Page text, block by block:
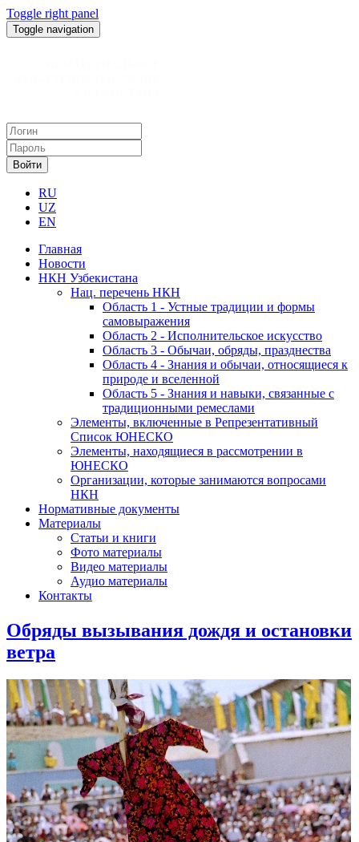
Toggle right panel
Toggle navigation
Войти
RU
UZ
EN
Главная
Новости
НКН Узбекистана
Нац. перечень НКН
Область 1 - Устные традиции и формы
самовыражения
Область 2 - Исполнительское искусство
Область 3 - Обычаи, обряды, празднества
Область 4 - Знания и обычаи, относящиеся к
природе и вселенной
Область 5 - Знания и навыки, связанные с
традиционными ремеслами
Элементы, включенные в Репрезентативный
Список ЮНЕСКО
Элементы, находящиеся в рассмотрении в
ЮНЕСКО
Организации, которые занимаются вопросами
НКН
Нормативные документы
Материалы
Статьи и книги
Фото материалы
Видео материалы
Аудио материалы
Контакты
Обряды вызывания дождя и остановки
ветра